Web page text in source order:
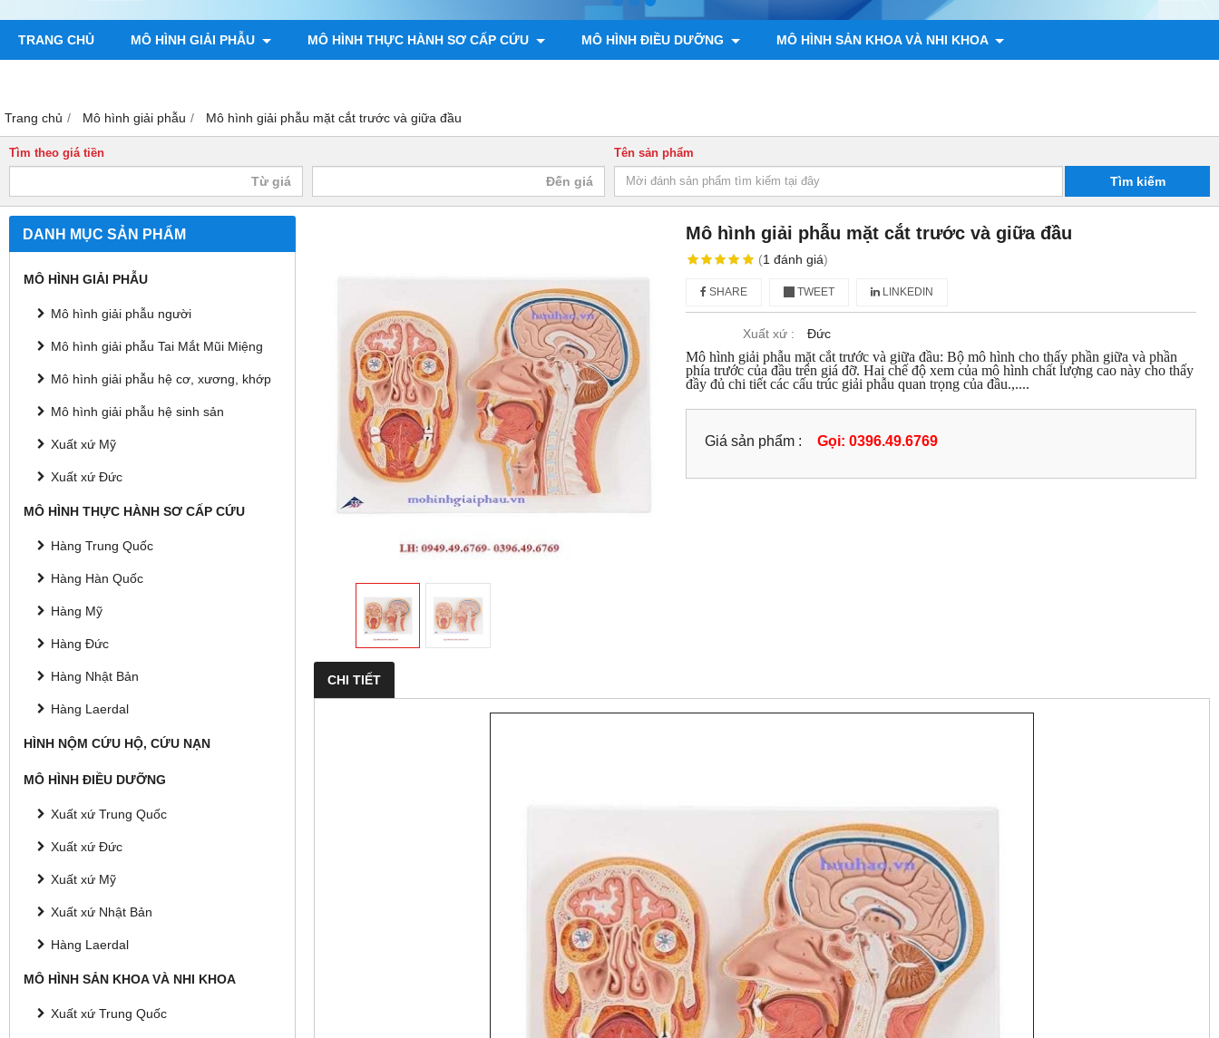
TRANG CHỦ MÔ HÌNH GIẢI PHẪU MÔ HÌNH THỰC HÀNH SƠ CẤP CỨU MÔ HÌNH ĐIỀU DƯỠNG MÔ HÌNH SẢN KHOA VÀ NHI KHOA
Trang chủ Mô hình giải phẫu Mô hình giải phẫu mặt cắt trước và giữa đầu
Tìm theo giá tiền Tên sản phẩm
Tìm kiếm
DANH MỤC SẢN PHẨM
MÔ HÌNH GIẢI PHẪU
Mô hình giải phẫu người
Mô hình giải phẫu Tai Mắt Mũi Miệng
Mô hình giải phẫu hệ cơ, xương, khớp
Mô hình giải phẫu hệ sinh sản
Xuất xứ Mỹ
Xuất xứ Đức
MÔ HÌNH THỰC HÀNH SƠ CẤP CỨU
Hàng Trung Quốc
Hàng Hàn Quốc
Hàng Mỹ
Hàng Đức
Hàng Nhật Bản
Hàng Laerdal
HÌNH NỘM CỨU HỘ, CỨU NẠN
MÔ HÌNH ĐIỀU DƯỠNG
Xuất xứ Trung Quốc
Xuất xứ Đức
Xuất xứ Mỹ
Xuất xứ Nhật Bản
Hàng Laerdal
MÔ HÌNH SẢN KHOA VÀ NHI KHOA
Xuất xứ Trung Quốc
Mô hình giải phẫu mặt cắt trước và giữa đầu
(1đánh giá)
SHARE TWEET LINKEDIN
Xuất xứ : Đức
Mô hình giải phẫu mặt cắt trước và giữa đầu: Bộ mô hình cho thấy phần giữa và phần
phía trước của đầu trên giá đỡ. Hai chế độ xem của mô hình chất lượng cao này cho thấy
đầy đủ chi tiết các cấu trúc giải phẫu quan trọng của đầu.,....
Giá sản phẩm : Gọi: 0396.49.6769
CHI TIẾT